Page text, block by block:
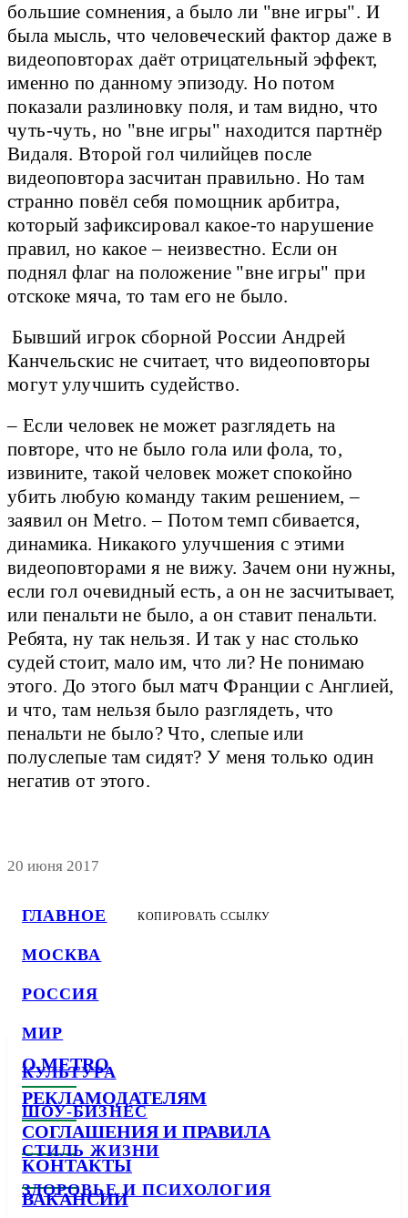
ГЛАВНОЕ
МОСКВА
РОССИЯ
МИР
КУЛЬТУРА
ШОУ-БИЗНЕС
СТИЛЬ ЖИЗНИ
ЗДОРОВЬЕ И ПСИХОЛОГИЯ
большие сомнения, а было ли "вне игры". И
была мысль, что человеческий фактор даже в
видеоповторах даёт отрицательный эффект,
именно по данному эпизоду. Но потом
показали разлиновку поля, и там видно, что
чуть-чуть, но "вне игры" находится партнёр
Видаля. Второй гол чилийцев после
видеоповтора засчитан правильно. Но там
странно повёл себя помощник арбитра,
который зафиксировал какое-то нарушение
правил, но какое – неизвестно. Если он
поднял флаг на положение "вне игры" при
отскоке мяча, то там его не было.
Бывший игрок сборной России Андрей
Канчельскис не считает, что видеоповторы
могут улучшить судейство.
– Если человек не может разглядеть на
повторе, что не было гола или фола, то,
извините, такой человек может спокойно
убить любую команду таким решением, –
заявил он Metro. – Потом темп сбивается,
динамика. Никакого улучшения с этими
видеоповторами я не вижу. Зачем они нужны,
если гол очевидный есть, а он не засчитывает,
или пенальти не было, а он ставит пенальти.
Ребята, ну так нельзя. И так у нас столько
судей стоит, мало им, что ли? Не понимаю
этого. До этого был матч Франции с Англией,
и что, там нельзя было разглядеть, что
пенальти не было? Что, слепые или
полуслепые там сидят? У меня только один
негатив от этого.
20 июня 2017
КОПИРОВАТЬ ССЫЛКУ
О METRO
РЕКЛАМОДАТЕЛЯМ
СОГЛАШЕНИЯ И ПРАВИЛА
КОНТАКТЫ
ВАКАНСИИ